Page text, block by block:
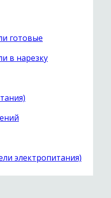
готовые
в нарезку
электропитания)
DMC-600